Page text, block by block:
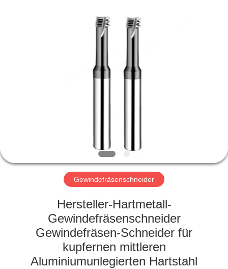
FABRIK-
AUSFLUG
QUALITÄTSKONTROLLE
Gewindefräsenschneider
Hersteller-Hartmetall-
Gewindefräsenschneider
Gewindefräsen-Schneider für
kupfernen mittleren
Aluminiumunlegierten Hartstahl